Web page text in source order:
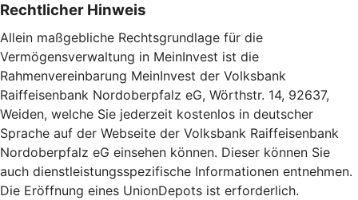
Rechtlicher Hinweis
Allein maßgebliche Rechtsgrundlage für die
Vermögensverwaltung in MeinInvest ist die
Rahmenvereinbarung MeinInvest der Volksbank
Raiffeisenbank Nordoberpfalz eG, Wörthstr. 14, 92637,
Weiden, welche Sie jederzeit kostenlos in deutscher
Sprache auf der Webseite der Volksbank Raiffeisenbank
Nordoberpfalz eG einsehen können. Dieser können Sie
auch dienstleistungsspezifische Informationen entnehmen.
Die Eröffnung eines UnionDepots ist erforderlich.